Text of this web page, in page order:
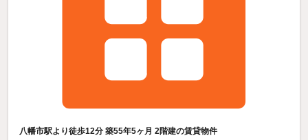
八幡市駅より徒歩12分 築55年5ヶ月 2階建の賃貸物件